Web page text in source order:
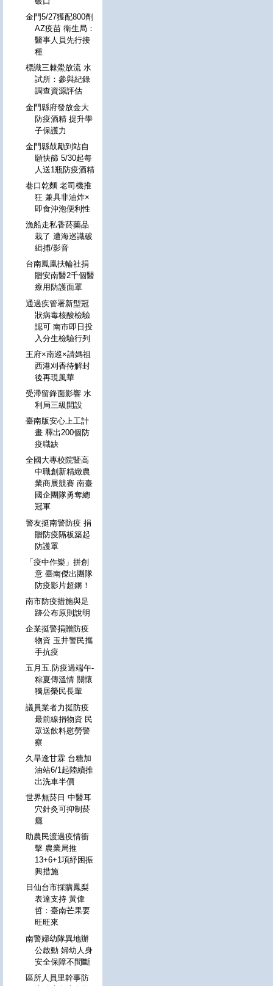
金門5/27獲配800劑
AZ疫苗 衛生局：
醫事人員先行接
種
標識三棘鱟放流 水
試所：參與紀錄
調查資源評估
金門縣府發放金大
防疫酒精 提升學
子保護力
金門縣鼓勵到站自
願快篩 5/30起每
人送1瓶防疫酒精
巷口乾麵 老司機推
狂 兼具非油炸×
即食沖泡便利性
漁船走私香菸藥品
栽了 遭海巡識破
緝捕/影音
台南鳳凰扶輪社捐
贈安南醫2千個醫
療用防護面罩
通過疾管署新型冠
狀病毒核酸檢驗
認可 南市即日投
入分生檢驗行列
王府×南巡×請媽祖
西港刈香待解封
後再現風華
受滯留鋒面影響 水
利局三級開設
臺南版安心上工計
畫 釋出200個防
疫職缺
全國大專校院暨高
中職創新精緻農
業商展競賽 南臺
國企團隊勇奪總
冠軍
警友挺南警防疫 捐
贈防疫隔板築起
防護罩
「疫中作樂」拼創
意 臺南傑出團隊
防疫影片超鏘！
南市防疫措施與足
跡公布原則說明
企業挺警捐贈防疫
物資 玉井警民攜
手抗疫
五月五.防疫過端午-
粽夏傳溫情 關懷
獨居榮民長輩
議員業者力挺防疫
最前線捐物資 民
眾送飲料慰勞警
察
久旱逢甘霖 台糖加
油站6/1起陸續推
出洗車半價
世界無菸日 中醫耳
穴針灸可抑制菸
癮
助農民渡過疫情衝
擊 農業局推
13+6+1項紓困振
興措施
日仙台市採購鳳梨
表達支持 黃偉
哲：臺南芒果要
旺旺來
南警婦幼隊異地辦
公啟動 婦幼人身
安全保障不間斷
區所人員里幹事防